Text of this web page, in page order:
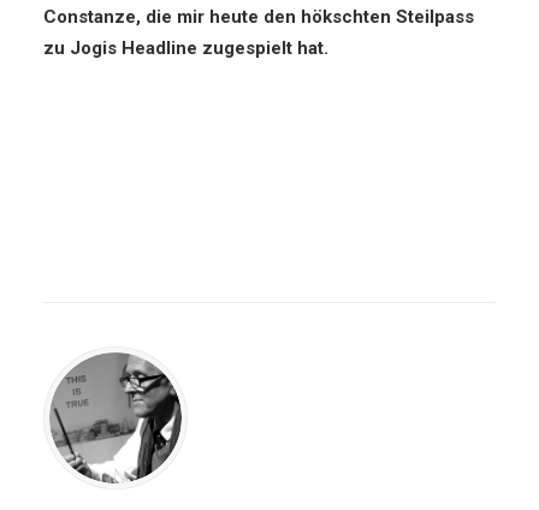
Constanze, die mir heute den hökschten Steilpass
zu Jogis Headline zugespielt hat.